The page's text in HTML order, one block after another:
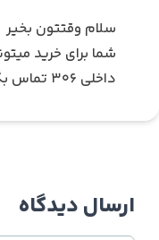
سلام وقتتون بخیر
داخلی 306 تماس بگیرین
ارسال دیدگاه